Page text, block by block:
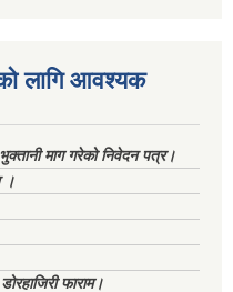
लागि आवश्यक
माग गरेको निवेदन पत्र।
।
फाराम।